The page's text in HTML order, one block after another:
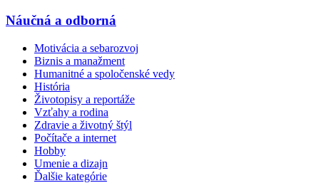
Náučná a odborná
Motivácia a sebarozvoj
Biznis a manažment
Humanitné a spoločenské vedy
História
Životopisy a reportáže
Vzťahy a rodina
Zdravie a životný štýl
Počítače a internet
Hobby
Umenie a dizajn
Ďalšie kategórie